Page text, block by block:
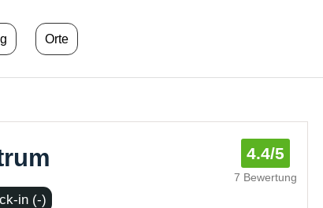
Orte
4.4/5
7 Bewertung
in (-)